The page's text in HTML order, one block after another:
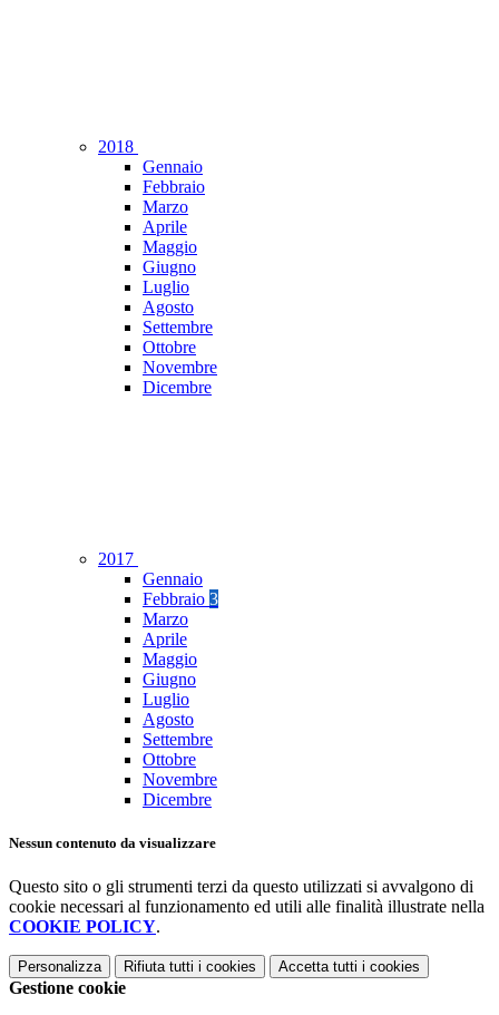
2018
Gennaio
Febbraio
Marzo
Aprile
Maggio
Giugno
Luglio
Agosto
Settembre
Ottobre
Novembre
Dicembre
2017
Gennaio
Febbraio 3
Marzo
Aprile
Maggio
Giugno
Luglio
Agosto
Settembre
Ottobre
Novembre
Dicembre
Nessun contenuto da visualizzare
Questo sito o gli strumenti terzi da questo utilizzati si avvalgono di
cookie necessari al funzionamento ed utili alle finalità illustrate nella
COOKIE POLICY.
Personalizza Rifiuta tutti i cookies Accetta tutti i cookies
Gestione cookie